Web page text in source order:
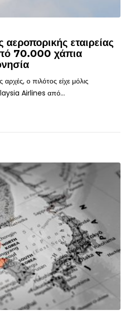
εταιρείας
70.000 χάπια
ο πιλότος είχε μόλις
Airlines από...